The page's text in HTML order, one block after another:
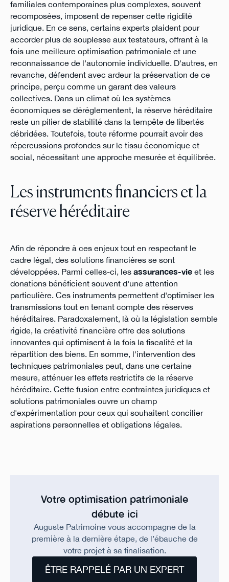
familiales contemporaines plus complexes, souvent
recomposées, imposent de repenser cette rigidité
juridique. En ce sens, certains experts plaident pour
accorder plus de souplesse aux testateurs, offrant à la
fois une meilleure optimisation patrimoniale et une
reconnaissance de l'autonomie individuelle. D'autres, en
revanche, défendent avec ardeur la préservation de ce
principe, perçu comme un garant des valeurs
collectives. Dans un climat où les systèmes
économiques se déréglementent, la réserve héréditaire
reste un pilier de stabilité dans la tempête de libertés
débridées. Toutefois, toute réforme pourrait avoir des
répercussions profondes sur le tissu économique et
social, nécessitant une approche mesurée et équilibrée.
Les instruments financiers et la
réserve héréditaire
Afin de répondre à ces enjeux tout en respectant le
cadre légal, des solutions financières se sont
développées. Parmi celles-ci, les assurances-vieet les
donations bénéficient souvent d'une attention
particulière. Ces instruments permettent d'optimiser les
transmissions tout en tenant compte des réserves
héréditaires. Paradoxalement, là où la législation semble
rigide, la créativité financière offre des solutions
innovantes qui optimisent à la fois la fiscalité et la
répartition des biens. En somme, l'intervention des
techniques patrimoniales peut, dans une certaine
mesure, atténuer les effets restrictifs de la réserve
héréditaire. Cette fusion entre contraintes juridiques et
solutions patrimoniales ouvre un champ
d'expérimentation pour ceux qui souhaitent concilier
aspirations personnelles et obligations légales.
Votre optimisation patrimoniale
débute ici
Auguste Patrimoine vous accompagne de la
première à la dernière étape, de l’ébauche de
votre projet à sa finalisation.
ÊTRE RAPPELÉ PAR UN EXPERT